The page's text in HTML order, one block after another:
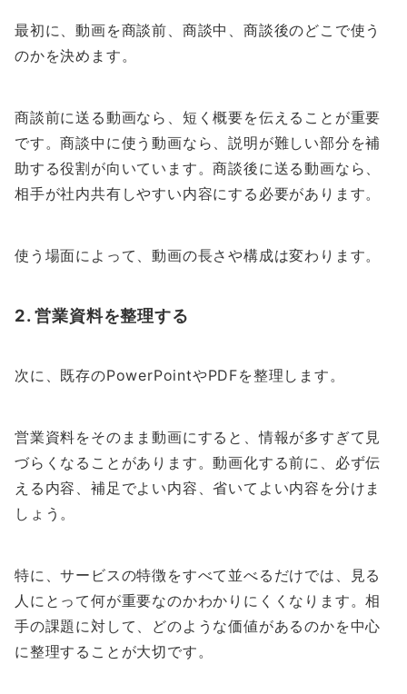
最初に、動画を商談前、商談中、商談後のどこで使う
のかを決めます。
商談前に送る動画なら、短く概要を伝えることが重要
です。商談中に使う動画なら、説明が難しい部分を補
助する役割が向いています。商談後に送る動画なら、
相手が社内共有しやすい内容にする必要があります。
使う場面によって、動画の長さや構成は変わります。
2. 営業資料を整理する
次に、既存のPowerPointやPDFを整理します。
営業資料をそのまま動画にすると、情報が多すぎて見
づらくなることがあります。動画化する前に、必ず伝
える内容、補足でよい内容、省いてよい内容を分けま
しょう。
特に、サービスの特徴をすべて並べるだけでは、見る
人にとって何が重要なのかわかりにくくなります。相
手の課題に対して、どのような価値があるのかを中心
に整理することが大切です。